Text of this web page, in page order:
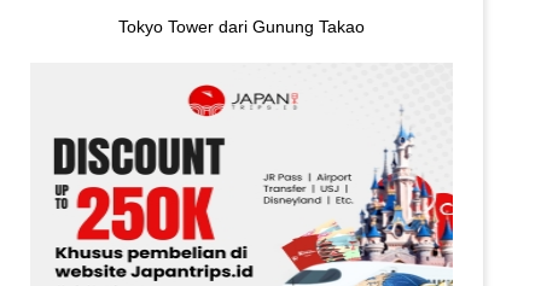
Tokyo Tower dari Gunung Takao